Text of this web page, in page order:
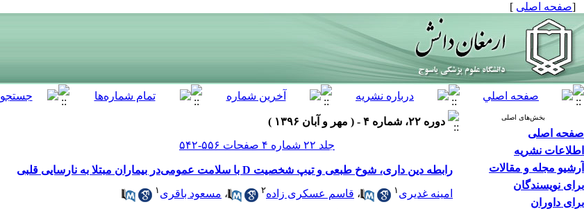
[صفحه اصلی ]
بخش‌های اصلی
صفحه اصلی
اطلاعات نشریه
آرشیو مجله و مقالات
برای نویسندگان
برای داوران
دوره ۲۲، شماره ۴ - ( مهر و آبان ۱۳۹۶ )
جلد ۲۲ شماره ۴ صفحات ۵۵۶-۵۴۲
رابطه دین داری، شوخ طبعی و تیپ شخصیت D با سلامت عمومی‌در بیماران مبتلا به نارسایی قلبی
امینه غدیری ۱ ، قاسم عسکری زاده۲ ، مسعود باقری ۱